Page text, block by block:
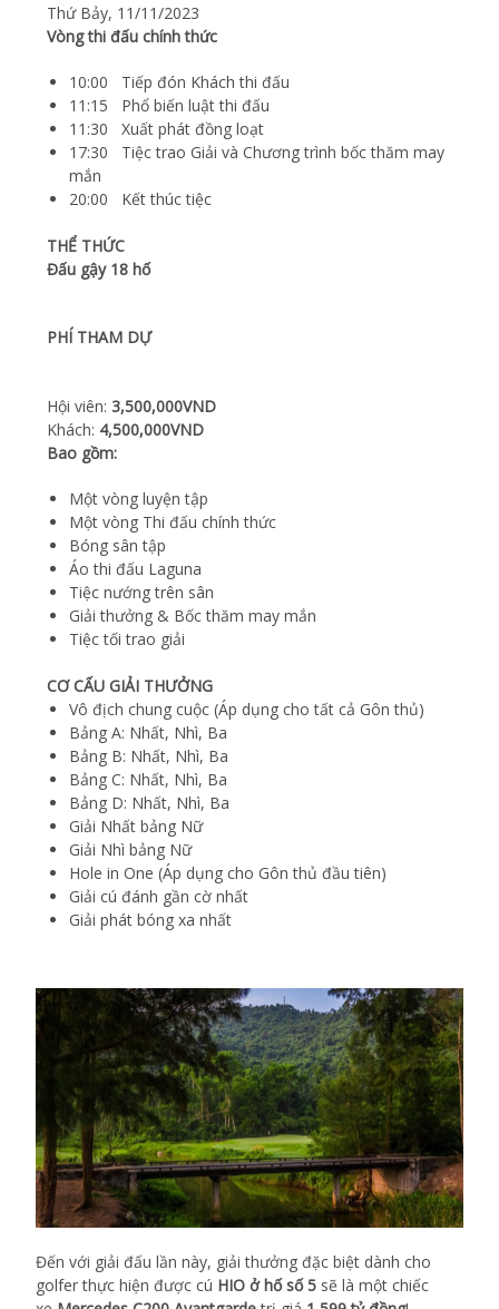
Thứ Bảy, 11/11/2023
Vòng thi đấu chính thức
10:00 Tiếp đón Khách thi đấu
11:15 Phổ biến luật thi đấu
11:30 Xuất phát đồng loạt
17:30 Tiệc trao Giải và Chương trình bốc thăm may
mắn
20:00 Kết thúc tiệc
THỂ THỨC
Đấu gậy 18 hố
PHÍ THAM DỰ
Hội viên:3,500,000VND
Khách: 4,500,000VND
Bao gồm:
Một vòng luyện tập
Một vòng Thi đấu chính thức
Bóng sân tập
Áo thi đấu Laguna
Tiệc nướng trên sân
Giải thưởng & Bốc thăm may mắn
Tiệc tối trao giải
CƠ CẤU GIẢI THƯỞNG
Vô địch chung cuộc (Áp dụng cho tất cả Gôn thủ)
Bảng A: Nhất, Nhì, Ba
Bảng B: Nhất, Nhì, Ba
Bảng C: Nhất, Nhì, Ba
Bảng D: Nhất, Nhì, Ba
Giải Nhất bảng Nữ
Giải Nhì bảng Nữ
Hole in One (Áp dụng cho Gôn thủ đầu tiên)
Giải cú đánh gần cờ nhất
Giải phát bóng xa nhất
Đến với giải đấu lần này, giải thưởng đặc biệt dành cho
golfer thực hiện được cú HIO ở hố số 5 sẽ là một chiếc